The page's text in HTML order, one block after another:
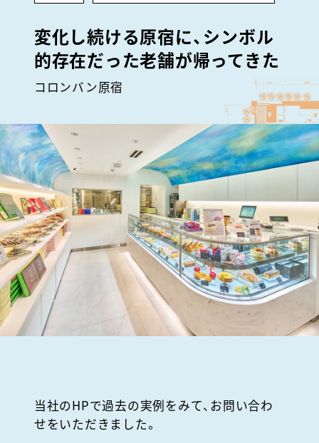
変化し続ける原宿に、シンボル
的存在だった老舗が帰ってきた
コロンバン原宿
当社のHPで過去の実例をみて、お問い合わ
せをいただきました。